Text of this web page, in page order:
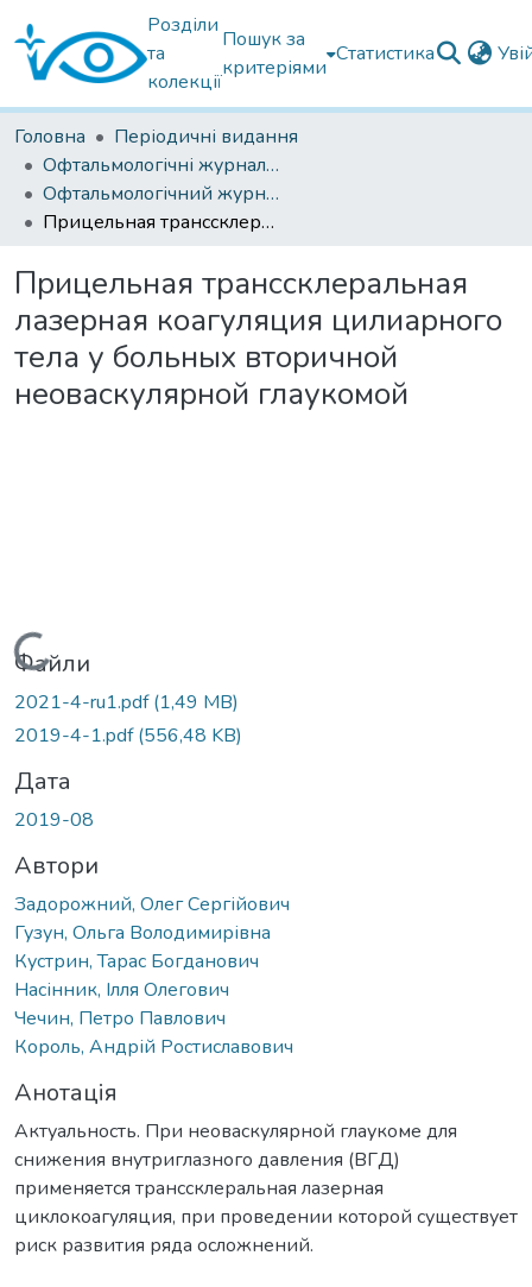
Розділи
та
колекції
Пошук за
критеріями
Статистика
Головна
Періодичні видання
Офтальмологічні журнали українські
Офтальмологічний журнал 2019
Прицельная транссклеральная лазерная коагуляция цилиарного тела у больных вторичной неоваскулярной глаукомой
Прицельная транссклеральная
лазерная коагуляция цилиарного
тела у больных вторичной
неоваскулярной глаукомой
Вантажиться...
Файли
2021-4-ru1.pdf(1,49 MB)
2019-4-1.pdf(556,48 KB)
Дата
2019-08
Автори
Задорожний, Олег Сергійович
Гузун, Ольга Володимирівна
Кустрин, Тарас Богданович
Насінник, Ілля Олегович
Чечин, Петро Павлович
Король, Андрій Ростиславович
Анотація
Актуальность. При неоваскулярной глаукоме для
снижения внутриглазного давления (ВГД)
применяется транссклеральная лазерная
циклокоагуляция, при проведении которой существует
риск развития ряда осложнений.